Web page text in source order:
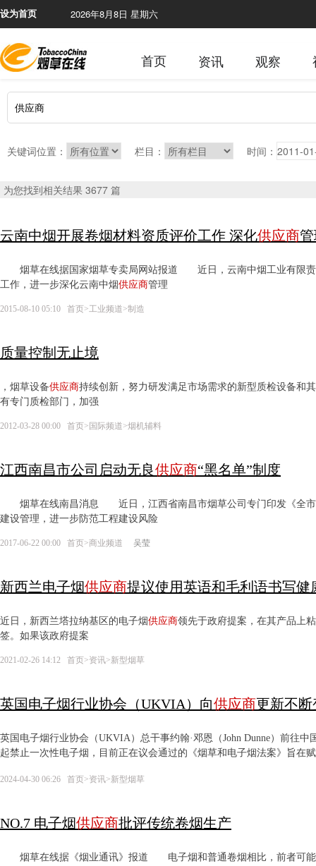
设为首页 2026年8月8日 星期六
首页 资讯 观察
关键词位置： 栏目： 时间：
为您找到相关结果 3677 篇
云南中烟开展卷烟材料资质评价工作 深化供应商
烟草在线据国家烟草专卖局网站报道 近日，云南中烟工业有限责
工作，进一步深化云南中烟供应商管理
2015-08-10 05:10 首页>工业频道>制造
质量控制无止境
，烟草设备供应商持续创新，努力研发满足市场需求的新型质检设备
有专门质检部门，加强
2012-03-28 00:00 首页> 国际频道>烟机辅料
江西南昌市公司启动无良供应商“黑名单”制度
烟草在线南昌消息 近日，江西省南昌市烟草公司专门印发《全市
建设管理，进一步防范工程建设风险
2017-06-22 00:00 首页>商业频道 吴莹
新西兰电子烟供应商提议使用英语和毛利语书写健
近日，新西兰塔拉纳基区的电子烟供应商领先于政府提案，在其产品上
签。如果该政府提案
2021-02-26 14:12 首页>资讯>新型烟草
英国电子烟行业协会（UKVIA）向供应商更新不
英国电子烟行业协会（UKVIA）总干事约翰·邓恩（John Dunne）前往
起禁止一次性电子烟，目前正在议会通过的《烟草和电子烟法案》旨在
合规培训，包括Elf Bar、SKE、ELUX、HQD、Hangsen、Greensound
UKVIA将继续与ECCC合作，帮助成员遵守当前要求，为未来的监管变
2024-04-30 06:26 首页>资讯>新型烟草
NO.7 电子烟供应商批评传统卷烟生产
烟草在线据《烟业通讯》报道 电子烟和普通卷烟相比，前者可能